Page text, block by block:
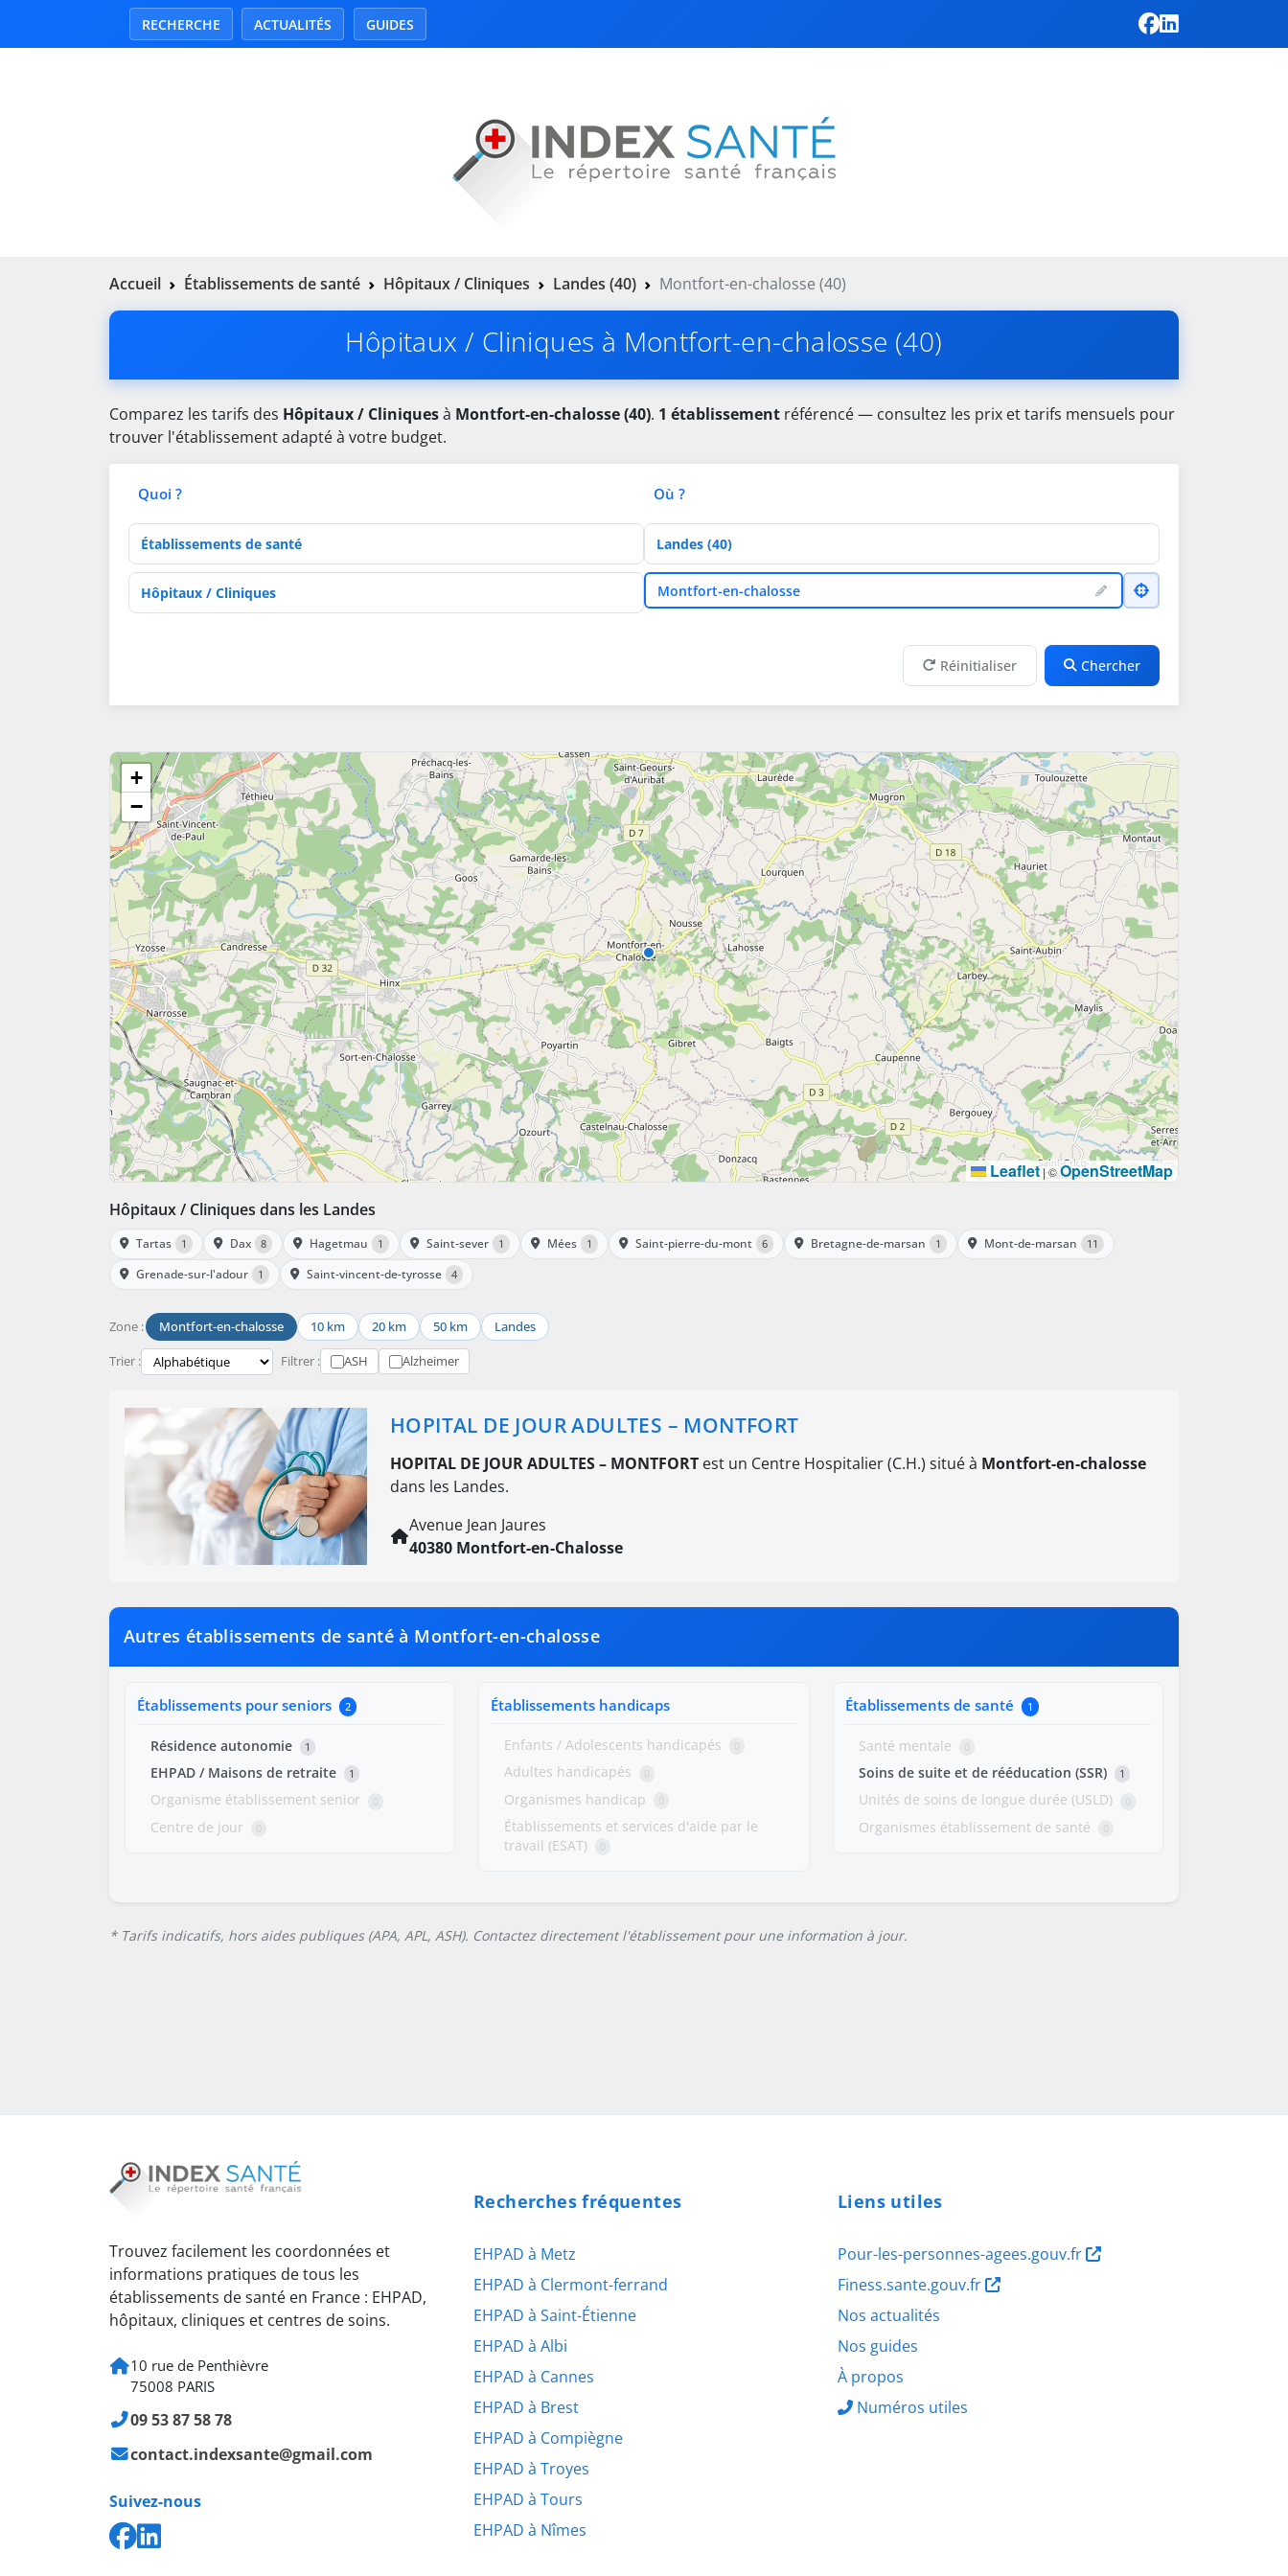
RECHERCHE ACTUALITÉS GUIDES
Accueil Établissements de santé Hôpitaux / Cliniques Landes (40) Montfort-en-chalosse (40)
Hôpitaux / Cliniques à Montfort-en-chalosse (40)
Comparez les tarifs des Hôpitaux / Cliniquesà Montfort-en-chalosse (40). 1 établissement référencé — consultez les prix et tarifs mensuels pour
trouver l'établissement adapté à votre budget.
Quoi ?
Type d'établissement
Activités de soins
Où ?
Département
VilleMontfort-en-chalosse
Réinitialiser Chercher
+
−
Leaflet |©OpenStreetMap
Hôpitaux / Cliniques dans les Landes
Tartas 1 Dax 8 Hagetmau 1 Saint-sever 1 Mées 1 Saint-pierre-du-mont 6 Bretagne-de-marsan 1 Mont-de-marsan 11
Grenade-sur-l'adour 1 Saint-vincent-de-tyrosse 4
Zone : Montfort-en-chalosse 10 km 20 km 50 km Landes
Trier : Filtrer : ASH Alzheimer
HOPITAL DE JOUR ADULTES – MONTFORT
HOPITAL DE JOUR ADULTES – MONTFORT est un Centre Hospitalier (C.H.) situé à Montfort-en-chalosse
dans les Landes.
Avenue Jean Jaures
40380 Montfort-en-Chalosse
Autres établissements de santé à Montfort-en-chalosse
Établissements pour seniors 2
Résidence autonomie 1
EHPAD / Maisons de retraite 1
Organisme établissement senior 0
Centre de jour 0
Établissements handicaps
Enfants / Adolescents handicapés 0
Adultes handicapés 0
Organismes handicap 0
Établissements et services d'aide par le
travail (ESAT)
0
Établissements de santé 1
Santé mentale 0
Soins de suite et de rééducation (SSR) 1
Unités de soins de longue durée (USLD) 0
Organismes établissement de santé 0
* Tarifs indicatifs, hors aides publiques (APA, APL, ASH). Contactez directement l'établissement pour une information à jour.
Trouvez facilement les coordonnées et
informations pratiques de tous les
établissements de santé en France : EHPAD,
hôpitaux, cliniques et centres de soins.
10 rue de Penthièvre
75008 PARIS
09 53 87 58 78
contact.indexsante@gmail.com
Suivez-nous
Recherches fréquentes
EHPAD à Metz
EHPAD à Clermont-ferrand
EHPAD à Saint-Étienne
EHPAD à Albi
EHPAD à Cannes
EHPAD à Brest
EHPAD à Compiègne
EHPAD à Troyes
EHPAD à Tours
EHPAD à Nîmes
Liens utiles
Pour-les-personnes-agees.gouv.fr
Finess.sante.gouv.fr
Nos actualités
Nos guides
À propos
Numéros utiles